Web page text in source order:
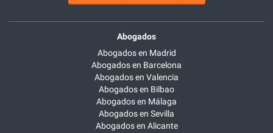
Abogados
Abogados en Madrid
Abogados en Barcelona
Abogados en Valencia
Abogados en Bilbao
Abogados en Málaga
Abogados en Sevilla
Abogados en Alicante